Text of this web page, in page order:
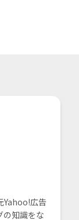
Yahoo!広告
の知識をな